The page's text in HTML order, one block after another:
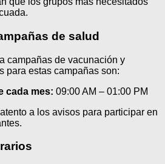
de salud
campañas de vacunación y
para estas campañas son:
cada mes: 09:00 AM – 01:00 PM
a los avisos para participar en